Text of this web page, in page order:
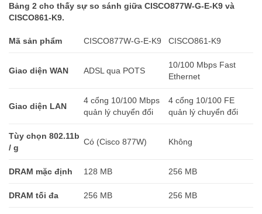
Bảng 2 cho thấy sự so sánh giữa CISCO877W-G-E-K9 và
CISCO861-K9.
Mã sản phẩm CISCO877W-G-E-K9 CISCO861-K9
Giao diện WAN ADSL qua POTS
10/100 Mbps Fast
Ethernet
Giao diện LAN
4 cổng 10/100 Mbps
quản lý chuyển đổi
4 cổng 10/100 FE
quản lý chuyển đổi
Tùy chọn 802.11b
/ g
Có (Cisco 877W) Không
DRAM mặc định 128 MB 256 MB
DRAM tối đa 256 MB 256 MB